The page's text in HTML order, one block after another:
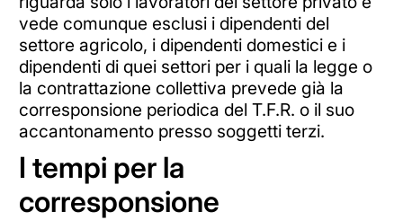
vede comunque esclusi i dipendenti del
settore agricolo, i dipendenti domestici e i
dipendenti di quei settori per i quali la legge o
la contrattazione collettiva prevede già la
corresponsione periodica del T.F.R. o il suo
accantonamento presso soggetti terzi.
I tempi per la
corresponsione